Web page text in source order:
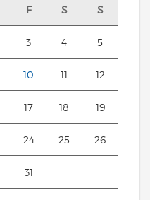
F S S
3 4 5
10 11 12
17 18 19
24 25 26
31